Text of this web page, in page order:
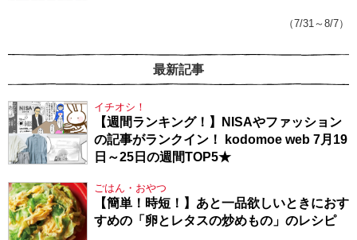
（7/31～8/7）
最新記事
イチオシ！
【週間ランキング！】NISAやファッション
の記事がランクイン！ kodomoe web 7月19
日～25日の週間TOP5★
ごはん・おやつ
【簡単！時短！】あと一品欲しいときにおす
すめの「卵とレタスの炒めもの」のレシピ